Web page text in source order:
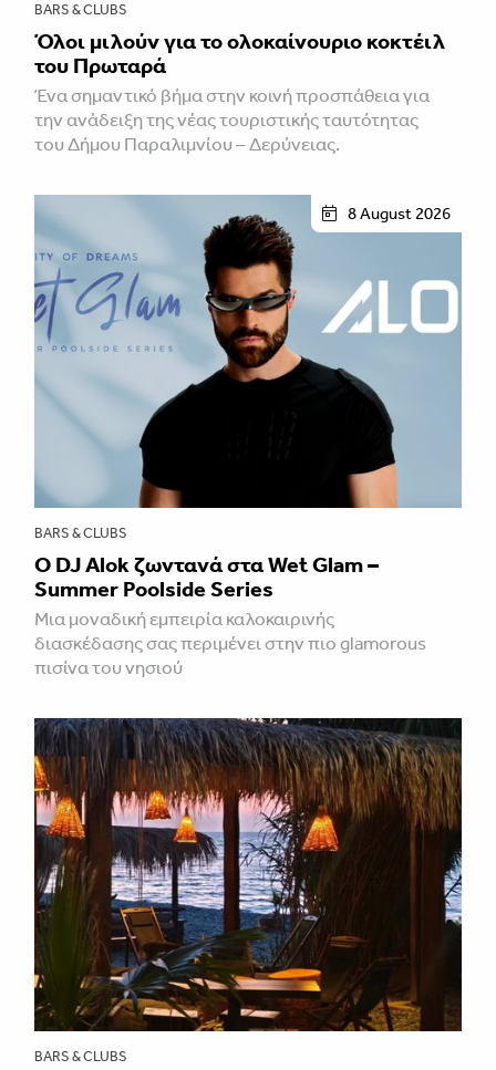
BARS & CLUBS
Όλοι μιλούν για το ολοκαίνουριο κοκτέιλ
του Πρωταρά
Ένα σημαντικό βήμα στην κοινή προσπάθεια για
την ανάδειξη της νέας τουριστικής ταυτότητας
του Δήμου Παραλιμνίου – Δερύνειας.
8 August 2026
BARS & CLUBS
Ο DJ Alok ζωντανά στα Wet Glam –
Summer Poolside Series
Μια μοναδική εμπειρία καλοκαιρινής
διασκέδασης σας περιμένει στην πιο glamorous
πισίνα του νησιού
BARS & CLUBS